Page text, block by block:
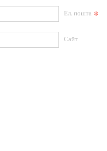
Ел. пошта *
Сайт